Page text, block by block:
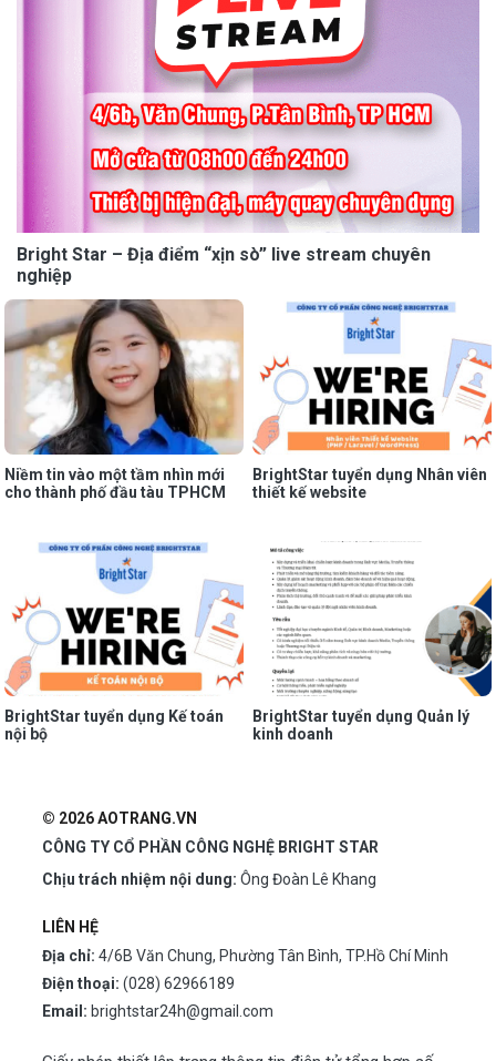
Bright Star – Địa điểm “xịn sò” live stream chuyên
nghiệp
Niềm tin vào một tầm nhìn mới
cho thành phố đầu tàu TPHCM
BrightStar tuyển dụng Nhân viên
thiết kế website
BrightStar tuyển dụng Kế toán
nội bộ
BrightStar tuyển dụng Quản lý
kinh doanh
© 2026 AOTRANG.VN
CÔNG TY CỔ PHẦN CÔNG NGHỆ BRIGHT STAR
Chịu trách nhiệm nội dung: Ông Đoàn Lê Khang
LIÊN HỆ
Địa chỉ: 4/6B Văn Chung, Phường Tân Bình, TP.Hồ Chí Minh
Điện thoại: (028) 62966189
Email: brightstar24h@gmail.com